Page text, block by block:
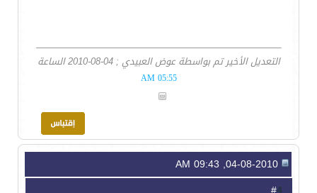
التعديل الأخير تم بواسطة عوض العبيدي ; 04-08-2010 الساعة
05:55 AM